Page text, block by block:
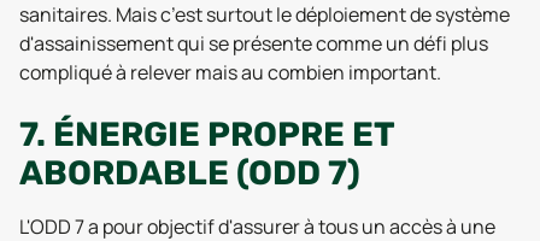
sanitaires. Mais c’est surtout le déploiement de système
d'assainissement qui se présente comme un défi plus
compliqué à relever mais au combien important.
7. ÉNERGIE PROPRE ET
ABORDABLE (ODD 7)
L'ODD 7 a pour objectif d'assurer à tous un accès à une